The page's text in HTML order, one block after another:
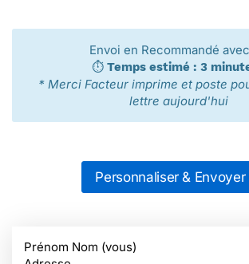
Envoi en Recommandé
⏱️ Temps estimé : 3
* Merci Facteur imprime et poste
lettre aujourd'hui
Personnaliser & Envoyer
Prénom Nom (vous)